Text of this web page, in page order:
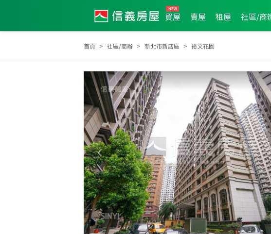
買屋 賣屋 租屋 社區/商
首頁 社區/商辦 新北市新店區 裕文花園
2014年新秀獎 2022年7月區業績TOP1 2024年10月區成件TOP1